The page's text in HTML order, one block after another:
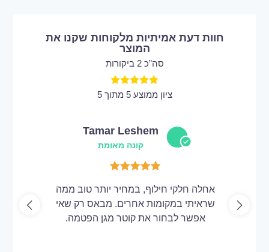
חוות דעת אמיתיות מלקוחות שקנו את
המוצר
סה”כ 2 ביקורות
ציון ממוצע 5 מתוך 5
Tamar Leshem
קונה מאומת
אחלה חלקי חילוף, במחיר יותר טוב ממה
שראיתי במקומות אחרים. מבאס רק שאי
אפשר לבחור את קוטר מגן הפטמה.